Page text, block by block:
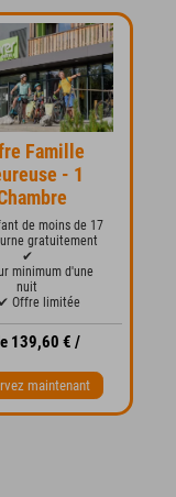
Famille
- 1
de moins de 17
gratuitement
✔
minimum d'une
nuit
✔ Offre limitée
139,60 € /
maintenant